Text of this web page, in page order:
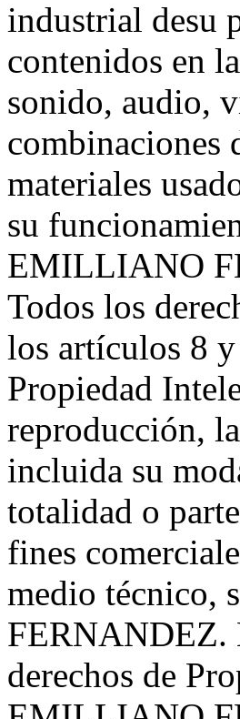
industrial desu
contenidos en
sonido, audio,
combinaciones
materiales
su
EMILLIANO
Todos los
los artículos 8
Propiedad
reproducción,
incluida su
totalidad o
fines
medio técnico,
FERNANDEZ.
derechos de